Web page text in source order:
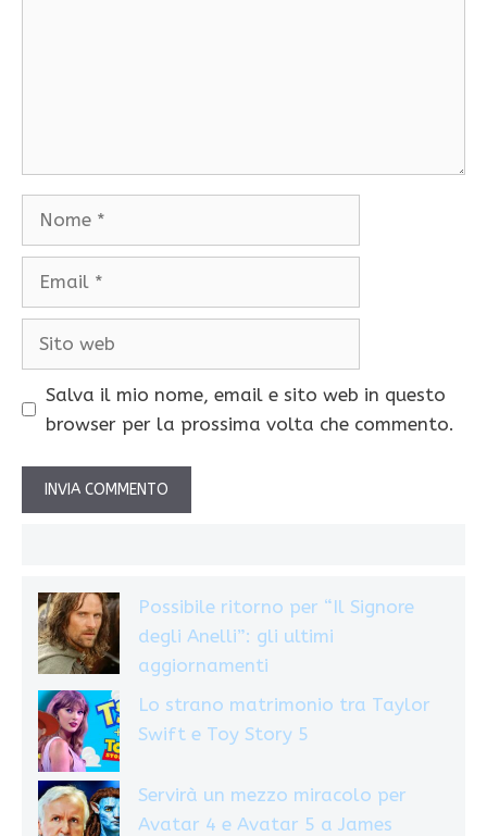
Salva il mio nome, email e sito web in questo
browser per la prossima volta che commento.
Possibile ritorno per “Il Signore
degli Anelli”: gli ultimi
aggiornamenti
Lo strano matrimonio tra Taylor
Swift e Toy Story 5
Servirà un mezzo miracolo per
Avatar 4 e Avatar 5 a James